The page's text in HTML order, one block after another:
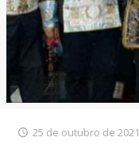
25 de outubro de 2021